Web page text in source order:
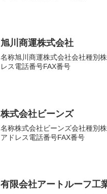
旭川商運株式会社
名称旭川商運株式会社会社種別
レス電話番号FAX番号
株式会社ビーンズ
名称株式会社ビーンズ会社種別
アドレス電話番号FAX番号
有限会社アートルーフ工